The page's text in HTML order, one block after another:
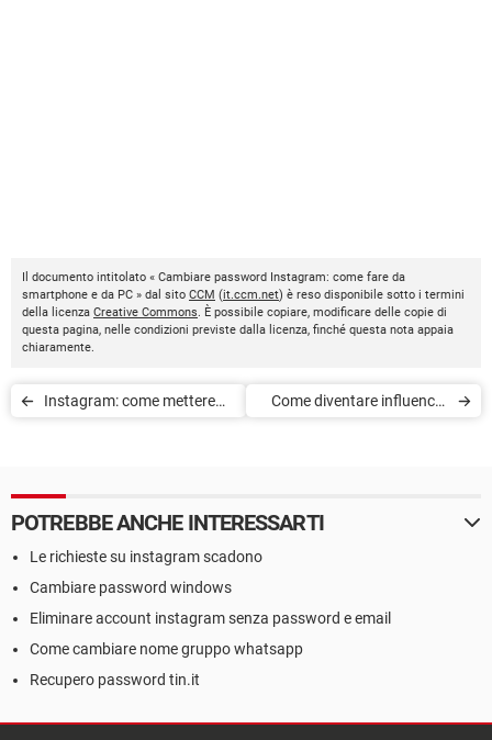
Il documento intitolato « Cambiare password Instagram: come fare da
smartphone e da PC » dal sito CCM (it.ccm.net) è reso disponibile sotto i termini
della licenza Creative Commons. È possibile copiare, modificare delle copie di
questa pagina, nelle condizioni previste dalla licenza, finché questa nota appaia
chiaramente.
Instagram: come mettere
Come diventare influencer
POTREBBE ANCHE INTERESSARTI
Le richieste su instagram scadono
Cambiare password windows
Eliminare account instagram senza password e email
Come cambiare nome gruppo whatsapp
Recupero password tin.it